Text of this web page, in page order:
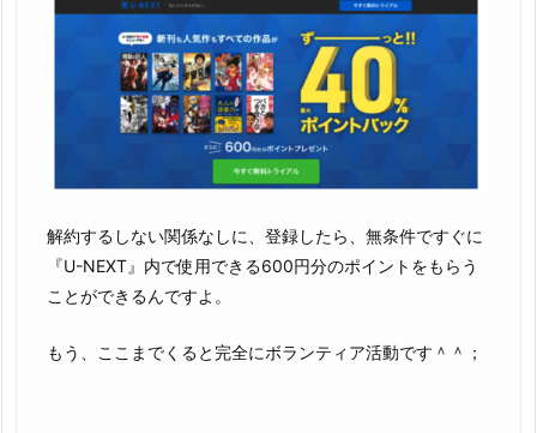
解約するしない関係なしに、登録したら、無条件ですぐに
『U-NEXT』内で使用できる600円分のポイントをもらう
ことができるんですよ。
もう、ここまでくると完全にボランティア活動です＾＾；